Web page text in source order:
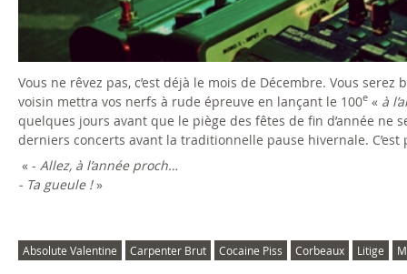
t
i
v
a
l
0
Vous ne rêvez pas, c’est déjà le mois de Décembre. Vous
voisin mettra vos nerfs à rude épreuve en lançant le 100e « à
quelques jours avant que le piège des fêtes de fin d’année ne
derniers concerts avant la traditionnelle pause hivernale. C’est
« - Allez, à l’année proch…
- Ta gueule !»
Absolute Valentine Carpenter Brut Cocaine Piss Corbeaux Litige